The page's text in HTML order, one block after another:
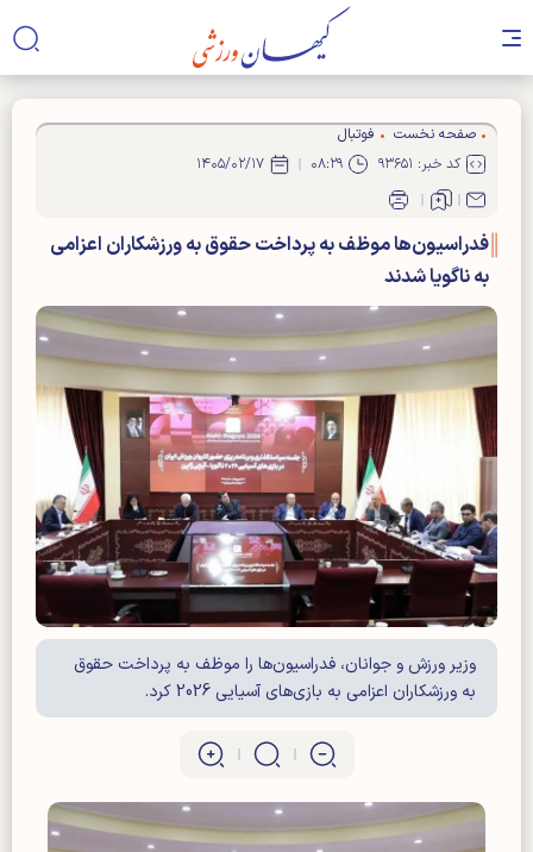
صفحه نخست
فوتبال
کد خبر: ۹۳۶۵۱
۰۸:۲۹ ۱۴۰۵/۰۲/۱۷
فدراسیون‌ها موظف به پرداخت حقوق به ورزشکاران اعزامی
به ناگویا شدند
وزیر ورزش و جوانان، فدراسیون‌ها را موظف به پرداخت حقوق
به ورزشکاران اعزامی به بازی‌های آسیایی 2026 کرد.